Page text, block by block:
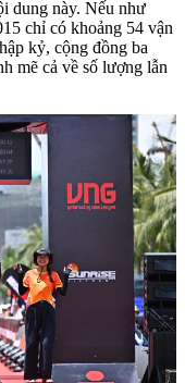
dung này. Nếu như
chỉ có khoảng 54 vận
kỷ, cộng đồng ba
mẽ cả về số lượng lẫn